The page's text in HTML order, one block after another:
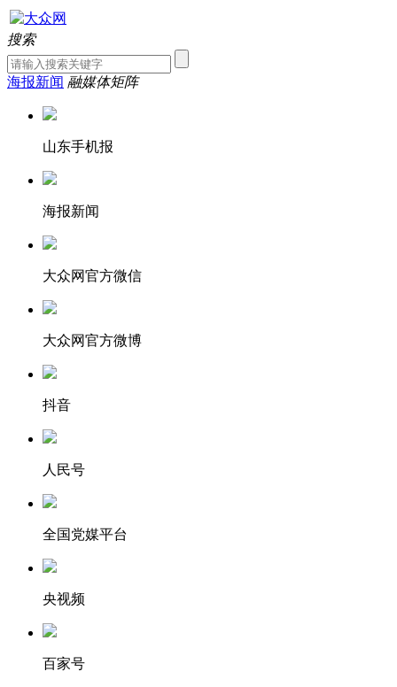
搜索
海报新闻 融媒体矩阵
山东手机报
海报新闻
大众网官方微信
大众网官方微博
抖音
人民号
全国党媒平台
央视频
百家号